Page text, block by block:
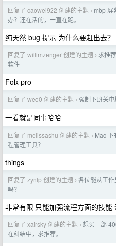
回复了 caowei922 创建的主题 › mbp 屏
办？还在活的，一直在跑。
纯天然 bug 提示 为什么要赶出去？
回复了 willimzenger 创建的主题 › 求推
软件
Folx pro
回复了 weo0 创建的主题 › 强制下班关
一看就是同事哈哈
回复了 melissashu 创建的主题 › Mac 下
程管理工具？
things
回复了 zynlp 创建的主题 › 各位能从工
吗？
非常有限 只能加强流程方面的技能
回复了 xairsky 创建的主题 › 想买一部
在纠结中，求推荐。